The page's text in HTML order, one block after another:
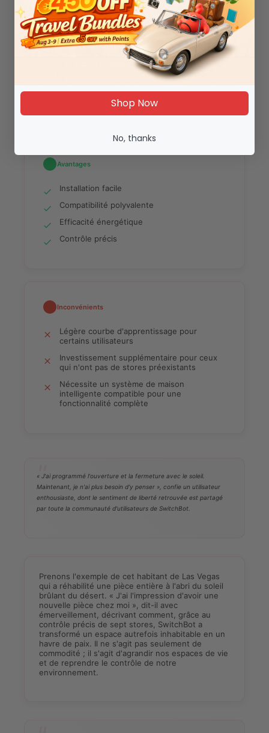
Dans le monde des innovations pour la maison connectée, les stores
intelligents SwitchBot ont révolutionné en douceur notre interaction
avec nos fenêtres, transformant une routine quotidienne monotone en
un ballet fluide d'ombres et de lumières. Mais que se passe-t-il
réellement dans les coulisses de ces sentinelles silencieuses de nos
ceux qui ont accueilli SwitchBot chez eux.
Avantages
Installation facile
Compatibilité polyvalente
Efficacité énergétique
Contrôle précis
Inconvénients
Légère courbe d'apprentissage pour
certains utilisateurs
Investissement supplémentaire pour ceux
qui n'ont pas de stores préexistants
Nécessite un système de maison
intelligente compatible pour une
fonctionnalité complète
« J'ai programmé l'ouverture et la fermeture avec le soleil.
Maintenant, je n'ai plus besoin d'y penser », confie un utilisateur
enthousiaste, dont le sentiment de liberté retrouvée est partagé
par toute la communauté d'utilisateurs de SwitchBot.
Prenons l'exemple de cet habitant de Las Vegas
qui a réhabilité une pièce entière à l'abri du soleil
brûlant du désert. « J'ai l'impression d'avoir une
nouvelle pièce chez moi », dit-il avec
émerveillement, décrivant comment, grâce au
contrôle précis de sept stores, SwitchBot a
transformé un espace autrefois inhabitable en un
havre de paix. Il ne s'agit pas seulement de
commodité ; il s'agit d'agrandir nos espaces de vie
et de reprendre le contrôle de notre
environnement.
Shop Now
No, thanks